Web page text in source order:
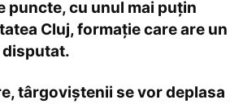
puncte, cu unul mai puţin
Cluj, formaţie care are un
disputat.
târgoviștenii se vor deplasa